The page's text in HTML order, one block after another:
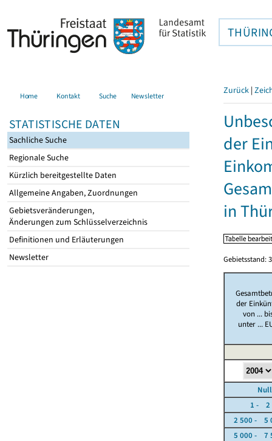
Home Kontakt Suche Newsletter
STATISTISCHE DATEN
Sachliche Suche
Regionale Suche
Kürzlich bereitgestellte Daten
Allgemeine Angaben, Zuordnungen
Gebietsveränderungen,
Änderungen zum Schlüsselverzeichnis
Definitionen und Erläuterungen
Newsletter
Zurück |
der
in
Gebietsstand:
der
von ...
unter ...
1 - 2
2 500 - 5
5 000 - 7